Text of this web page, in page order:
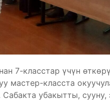
7-класстар үчүн
мастер-класста
убакытты, сууну,